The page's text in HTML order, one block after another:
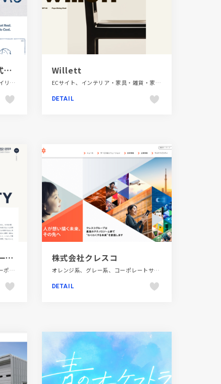
50th Anniversary | 株式会社シップス
LP・特集ページ、エレガント、スタイリッシュ、ファッション・ビューティー、ブルー系、ホワイト系、ポップ
Willett
ECサイト、インテリア・家具・雑貨・家電、スタイリッシュ、タイポグラフィー、ベージュ・ゴールド系、大きめ写真
DETAIL
株式会社グッドライフ | 一歩先のオフィスをご提案します
インテリア・家具・雑貨・家電、コーポレートサイト、シンプル、スクロールエフェクト、ナチュラル、ブルー系、ベージュ・ゴールド系、ホワイト系、ポップ、モーション多め、大きめ写真、金融・法律・人材・専門職
株式会社クレスコ
オレンジ系、グレー系、コーポレートサイト、シンプル、スクロールエフェクト、スタイリッシュ、テクノロジー・サイエンス、ホワイト系、モーション多め、大きめ写真
DETAIL